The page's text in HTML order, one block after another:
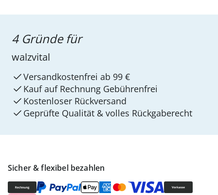
Sicher & flexibel bezahlen
4 Gründe für
walzvital
Versandkostenfrei ab 99 €
Kauf auf Rechnung Gebührenfrei
Kostenloser Rückversand
Geprüfte Qualität & volles Rückgaberecht